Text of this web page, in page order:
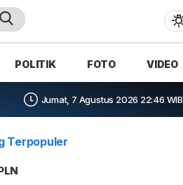
POLITIK FOTO VIDEO
Jumat, 7 Agustus 2026 22:46 WIB
Terpopuler